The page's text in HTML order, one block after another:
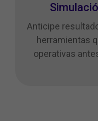
Anticipe
herramientas
operativas